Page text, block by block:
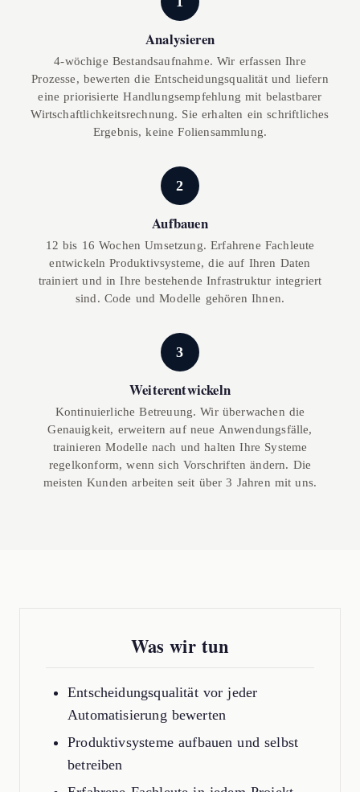
Analysieren
4-wöchige Bestandsaufnahme. Wir erfassen Ihre
Prozesse, bewerten die Entscheidungsqualität und liefern
eine priorisierte Handlungsempfehlung mit belastbarer
Wirtschaftlichkeitsrechnung. Sie erhalten ein schriftliches
Ergebnis, keine Foliensammlung.
2
Aufbauen
12 bis 16 Wochen Umsetzung. Erfahrene Fachleute
entwickeln Produktivsysteme, die auf Ihren Daten
trainiert und in Ihre bestehende Infrastruktur integriert
sind. Code und Modelle gehören Ihnen.
3
Weiterentwickeln
Kontinuierliche Betreuung. Wir überwachen die
Genauigkeit, erweitern auf neue Anwendungsfälle,
trainieren Modelle nach und halten Ihre Systeme
regelkonform, wenn sich Vorschriften ändern. Die
meisten Kunden arbeiten seit über 3 Jahren mit uns.
Was wir tun
Entscheidungsqualität vor jeder
Automatisierung bewerten
Produktivsysteme aufbauen und selbst
betreiben